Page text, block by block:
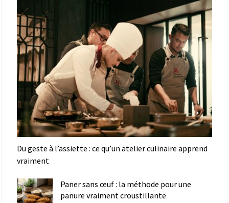
Du geste à l’assiette : ce qu’un atelier culinaire apprend
vraiment
Paner sans œuf : la méthode pour une
panure vraiment croustillante